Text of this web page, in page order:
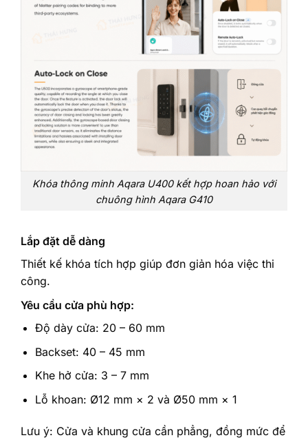
Khóa thông minh Aqara U400 kết hợp hoan hảo với
chuông hình Aqara G410
Lắp đặt dễ dàng
Thiết kế khóa tích hợp giúp đơn giản hóa việc thi
công.
Yêu cầu cửa phù hợp:
Độ dày cửa: 20 – 60 mm
Backset: 40 – 45 mm
Khe hở cửa: 3 – 7 mm
Lỗ khoan: Ø12 mm × 2 và Ø50 mm × 1
Lưu ý: Cửa và khung cửa cần phẳng, đồng mức để